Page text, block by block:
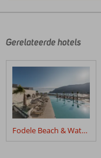
door
klanten
na
hun
verblijf
Stella
Gerelateerde hotels
Fodele Beach & Water Park Holiday Resort